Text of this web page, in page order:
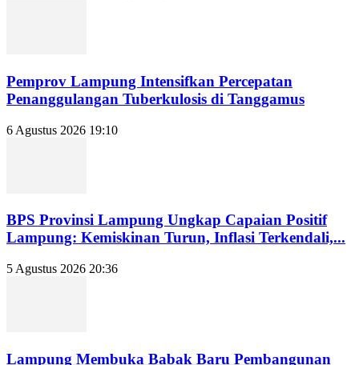
Pemprov Lampung Intensifkan Percepatan
Penanggulangan Tuberkulosis di Tanggamus
6 Agustus 2026 19:10
BPS Provinsi Lampung Ungkap Capaian Positif
Lampung: Kemiskinan Turun, Inflasi Terkendali,...
5 Agustus 2026 20:36
Lampung Membuka Babak Baru Pembangunan